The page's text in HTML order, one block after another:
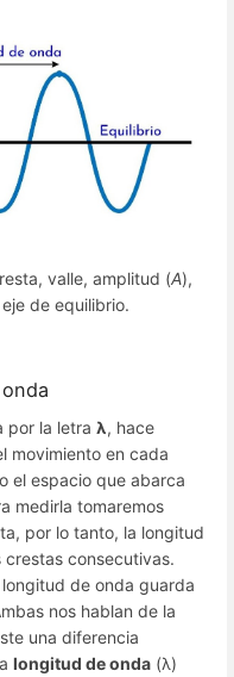
valle, amplitud (A),
de equilibrio.
por la letra λ, hace
movimiento en cada
el espacio que abarca
medirla tomaremos
por lo tanto, la longitud
consecutivas.
de onda guarda
nos hablan de la
una diferencia
longitud de onda (λ)